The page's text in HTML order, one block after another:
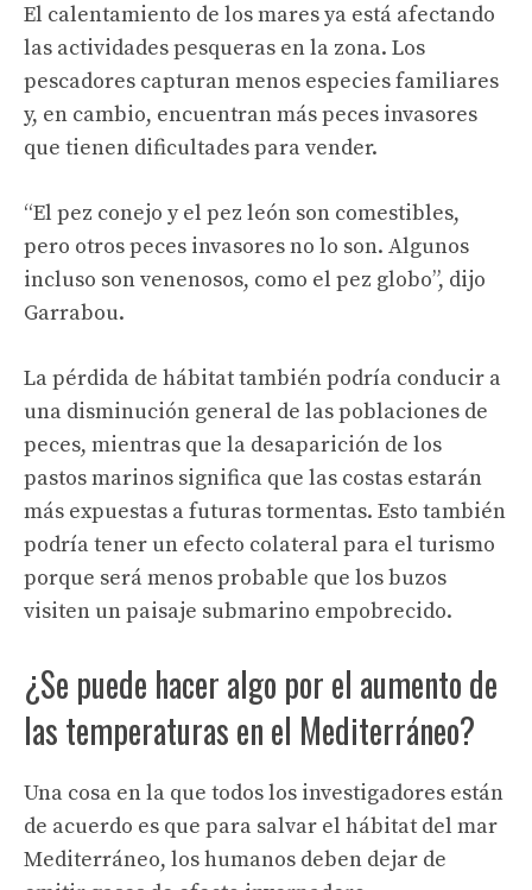
El calentamiento de los mares ya está afectando
las actividades pesqueras en la zona. Los
pescadores capturan menos especies familiares
y, en cambio, encuentran más peces invasores
que tienen dificultades para vender.
“El pez conejo y el pez león son comestibles,
pero otros peces invasores no lo son. Algunos
incluso son venenosos, como el pez globo”, dijo
Garrabou.
La pérdida de hábitat también podría conducir a
una disminución general de las poblaciones de
peces, mientras que la desaparición de los
pastos marinos significa que las costas estarán
más expuestas a futuras tormentas. Esto también
podría tener un efecto colateral para el turismo
porque será menos probable que los buzos
visiten un paisaje submarino empobrecido.
¿Se puede hacer algo por el aumento de
las temperaturas en el Mediterráneo?
Una cosa en la que todos los investigadores están
de acuerdo es que para salvar el hábitat del mar
Mediterráneo, los humanos deben dejar de